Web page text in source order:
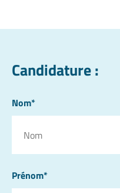
Candidature :
Nom*
Prénom*